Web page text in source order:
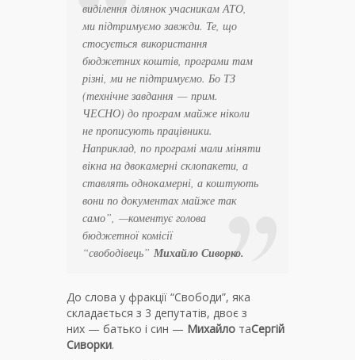
виділення ділянок учасникам АТО,
ми підтримуємо завжди. Те, що
стосується використання
бюджетних коштів, програми там
різні, ми не підтримуємо. Бо ТЗ
(технічне завдання — прим.
ЧЕСНО) до програм майже ніколи
не прописують працівники.
Наприклад, по програмі мали міняти
вікна на двокамерні склопакети, а
ставлять однокамерні, а коштують
вони по документах майже так
само”, —коментує голова
бюджетної комісії
“свободівець” Михайло Сиворко.
До слова у фракції “Свободи”, яка
складається з 3 депутатів, двоє з
них — батько і син — Михайло таСергій
Сиворки.